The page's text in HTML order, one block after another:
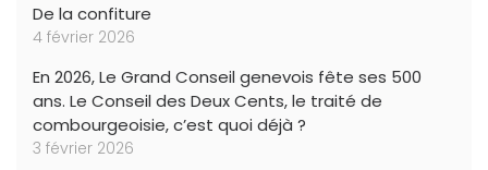
De la confiture
4 février 2026
En 2026, Le Grand Conseil genevois fête ses 500
ans. Le Conseil des Deux Cents, le traité de
combourgeoisie, c’est quoi déjà ?
3 février 2026